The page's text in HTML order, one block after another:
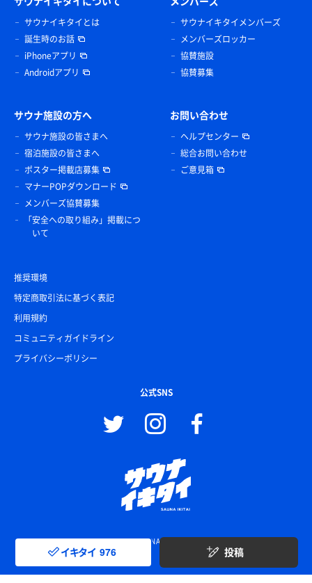
イキタイ 976 投稿
サウナイキタイとは
誕生時のお話
iPhoneアプリ
Androidアプリ
サウナイキタイメンバーズ
メンバーズロッカー
協賛施設
協賛募集
サウナ施設の方へ
サウナ施設の皆さまへ
宿泊施設の皆さまへ
ポスター掲載店募集
マナーPOPダウンロード
メンバーズ協賛募集
「安全への取り組み」掲載につ
いて
お問い合わせ
ヘルプセンター
総合お問い合わせ
ご意見箱
推奨環境
特定商取引法に基づく表記
利用規約
コミュニティガイドライン
プライバシーポリシー
公式SNS
© SAUNA IKITAI